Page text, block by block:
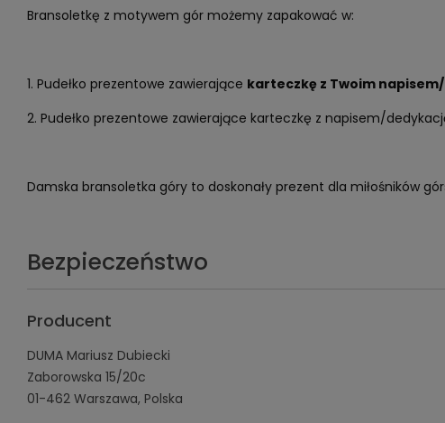
Bransoletkę z motywem gór możemy zapakować w:
1. Pudełko prezentowe zawierające karteczkę z Twoim
2. Pudełko prezentowe zawierające karteczkę z napisem/
Damska bransoletka góry to doskonały prezent dla miłośników
Bezpieczeństwo
Producent
DUMA Mariusz Dubiecki
Zaborowska 15/20c
01-462 Warszawa, Polska